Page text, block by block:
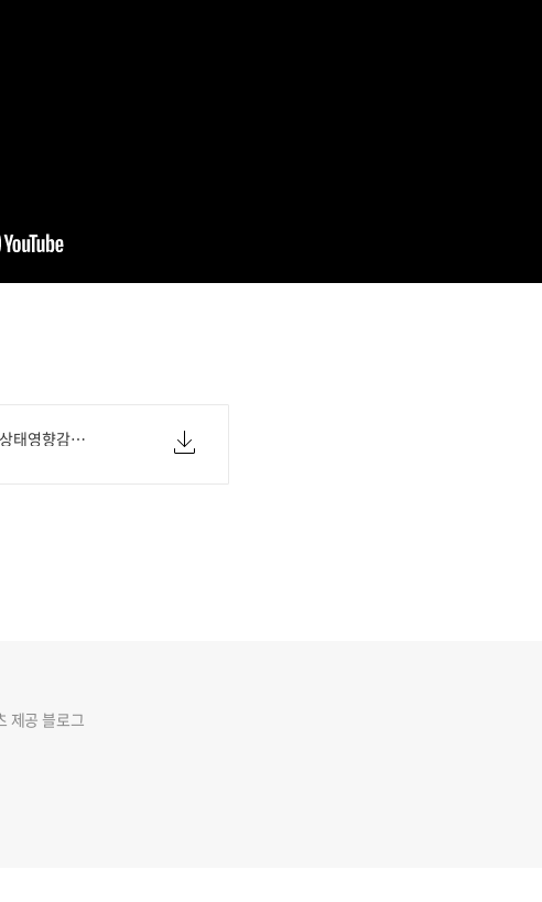
초식-웹서비스-성능올리기3-외부상태영향감소-2p-dist.pdf
제공 블로그